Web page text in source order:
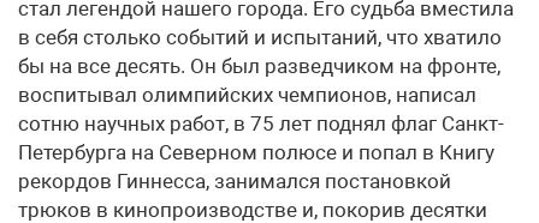
стал легендой нашего города. Его судьба вместила
в себя столько событий и испытаний, что хватило
бы на все десять. Он был разведчиком на фронте,
воспитывал олимпийских чемпионов, написал
сотню научных работ, в 75 лет поднял флаг Санкт-
Петербурга на Северном полюсе и попал в Книгу
рекордов Гиннесса, занимался постановкой
трюков в кинопроизводстве и, покорив десятки